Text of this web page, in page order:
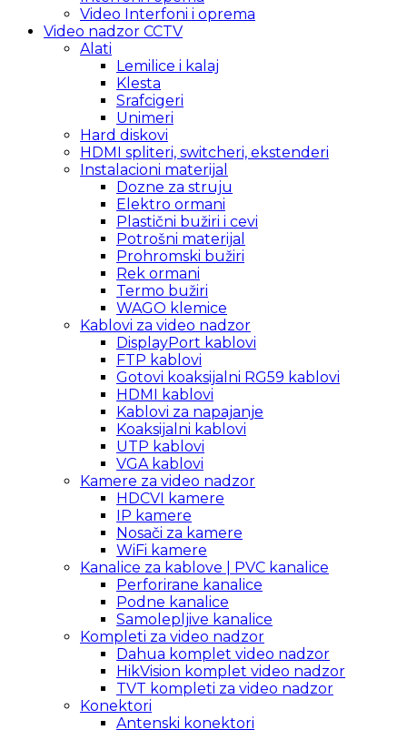
Video Interfoni i oprema
Video nadzor CCTV
Alati
Lemilice i kalaj
Klesta
Srafcigeri
Unimeri
Hard diskovi
HDMI spliteri, switcheri, ekstenderi
Instalacioni materijal
Dozne za struju
Elektro ormani
Plastični bužiri i cevi
Potrošni materijal
Prohromski bužiri
Rek ormani
Termo bužiri
WAGO klemice
Kablovi za video nadzor
DisplayPort kablovi
FTP kablovi
Gotovi koaksijalni RG59 kablovi
HDMI kablovi
Kablovi za napajanje
Koaksijalni kablovi
UTP kablovi
VGA kablovi
Kamere za video nadzor
HDCVI kamere
IP kamere
Nosači za kamere
WiFi kamere
Kanalice za kablove | PVC kanalice
Perforirane kanalice
Podne kanalice
Samolepljive kanalice
Kompleti za video nadzor
Dahua komplet video nadzor
HikVision komplet video nadzor
TVT kompleti za video nadzor
Konektori
Antenski konektori